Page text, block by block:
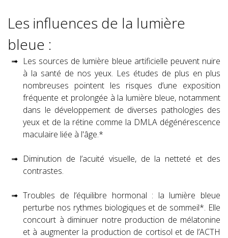
Les influences de la lumière
bleue :
Les sources de lumière bleue artificielle peuvent nuire
à la santé de nos yeux. Les études de plus en plus
nombreuses pointent les risques d’une exposition
fréquente et prolongée à la lumière bleue, notamment
dans le développement de diverses pathologies des
yeux et de la rétine comme la DMLA dégénérescence
maculaire liée à l'âge.*
Diminution de l’acuité visuelle, de la netteté et des
contrastes.
Troubles de l’équilibre hormonal : la lumière bleue
perturbe nos rythmes biologiques et de sommeil*. Elle
concourt à diminuer notre production de mélatonine
et à augmenter la production de cortisol et de l’ACTH